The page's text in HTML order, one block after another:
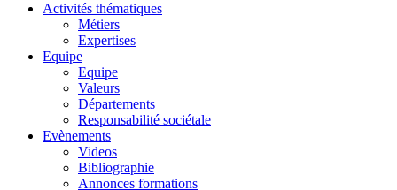
Activités thématiques
Métiers
Expertises
Equipe
Equipe
Valeurs
Départements
Responsabilité sociétale
Evènements
Videos
Bibliographie
Annonces formations